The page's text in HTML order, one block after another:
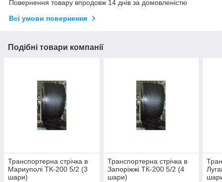
Повернення товару впродовж 14 днів за домовленістю
Всі умови повернення
Подібні товари компанії
Транспортерна стрічка в
Мариуполі ТК-200 5/2 (3
шари)
Транспортерна стрічка в
Запоріжжі ТК-200 5/2 (4
шари)